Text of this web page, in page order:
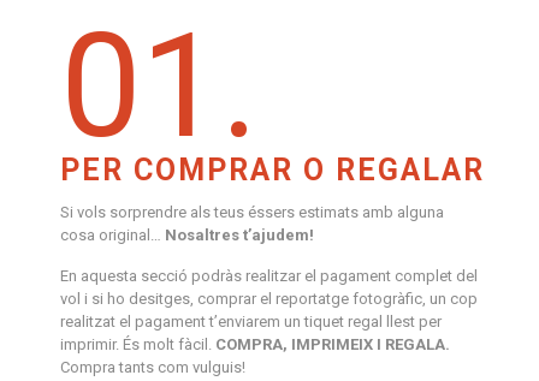
01.
PER COMPRAR O REGALAR
Si vols sorprendre als teus éssers estimats amb alguna
cosa original… Nosaltres t’ajudem!
En aquesta secció podràs realitzar el pagament complet del
vol i si ho desitges, comprar el reportatge fotogràfic, un cop
realitzat el pagament t’enviarem un tiquet regal llest per
imprimir. És molt fàcil. COMPRA, IMPRIMEIX I REGALA.
Compra tants com vulguis!